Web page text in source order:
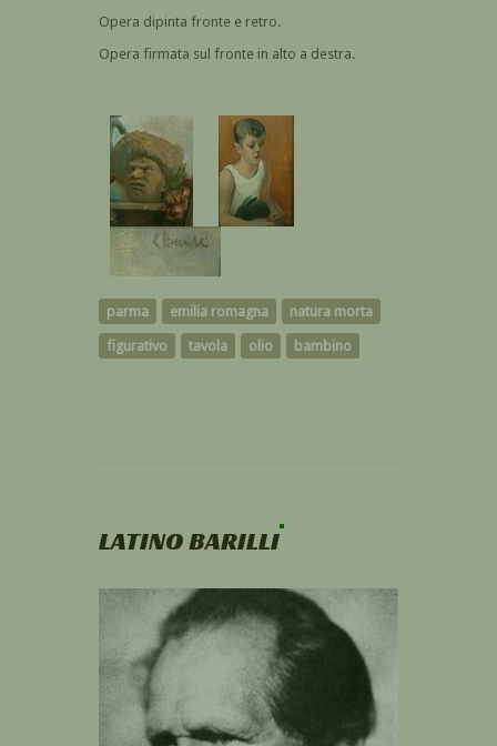
Opera dipinta fronte e retro.
Opera firmata sul fronte in alto a destra.
parma emilia romagna natura morta
figurativo tavola olio bambino
LATINO BARILLI